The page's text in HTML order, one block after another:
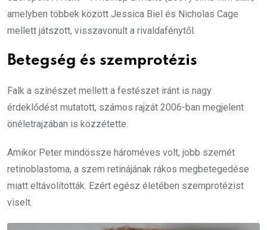
amelyben többek között Jessica Biel és Nicholas Cage
mellett játszott, visszavonult a rivaldafénytől.
Betegség és szemprotézis
Falk a színészet mellett a festészet iránt is nagy
érdeklődést mutatott, számos rajzát 2006-ban megjelent
önéletrajzában is közzétette.
Amikor Peter mindössze hároméves volt, jobb szemét
retinoblastoma, a szem retinájának rákos megbetegedése
miatt eltávolították. Ezért egész életében szemprotézist
viselt.